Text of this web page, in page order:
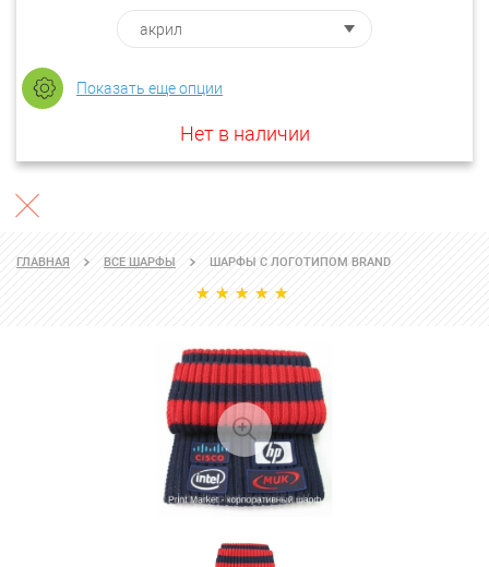
Показать еще опции
Нет в наличии
ГЛАВНАЯ ВСЕ ШАРФЫ ШАРФЫ С ЛОГОТИПОМ BRAND